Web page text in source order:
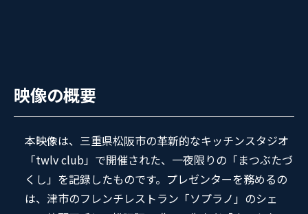
映像の概要
本映像は、三重県松阪市の革新的なキッチンスタジオ
「twlv club」で開催された、一夜限りの「まつぶたづ
くし」を記録したものです。プレゼンターを務めるの
は、津市のフレンチレストラン「ソプラノ」のシェ